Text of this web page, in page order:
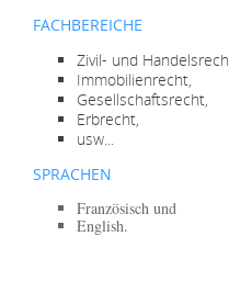
FACHBEREICHE
Zivil- und
Immobilienrecht,
Gesellschaftsrecht,
Erbrecht,
usw...
SPRACHEN
Französisch und
English.